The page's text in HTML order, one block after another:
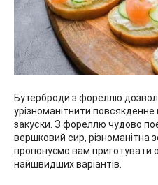
Бутерброди з фореллю
урізноманітнити повсякденне
закуски. З фореллю чудово
вершковий сир, різноманітна
пропонуємо вам приготувати
найшвидших варіантів.